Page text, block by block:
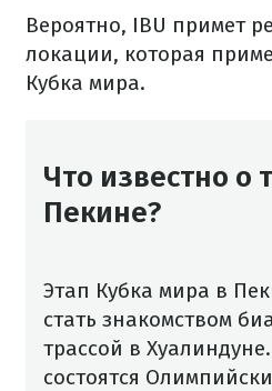
Вероятно, IBU примет
локации, которая
Кубка мира.
Что известно о
Пекине?
Этап Кубка мира в
стать знакомством
трассой в
состоятся